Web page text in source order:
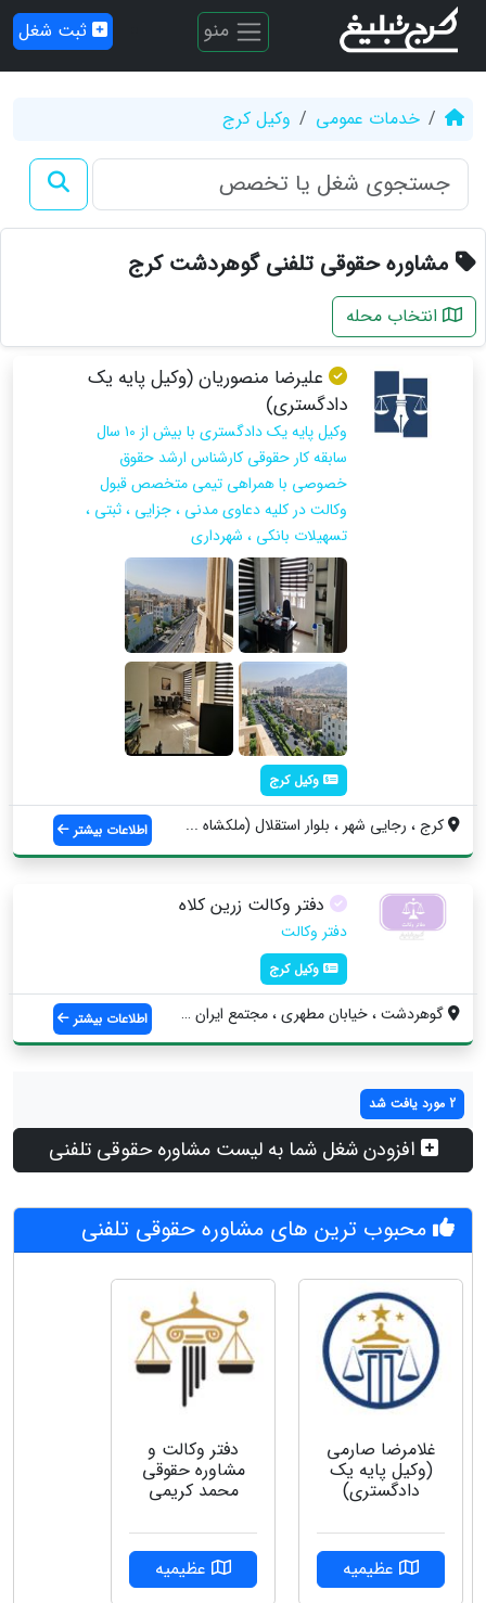
منو ثبت شغل
خدمات عمومی وکیل کرج
مشاوره حقوقی تلفنی گوهردشت کرج
انتخاب محله
علیرضا منصوریان (وکیل پایه یک
دادگستری)
وکیل پایه یک دادگستری با بیش از ١٠ سال
سابقه کار حقوقی کارشناس ارشد حقوق
خصوصی با همراهی تیمی متخصص قبول
وکالت در کلیه دعاوی مدنی ، جزایی ، ثبتی ،
تسهیلات بانکی ، شهرداری
وکیل کرج
کرج ، رجایی شهر ، بلوار استقلال (ملکشاه ... اطلاعات بیشتر
دفتر وکالت زرین کلاه
دفتر وکالت
وکیل کرج
گوهردشت ، خيابان مطهري ، مجتمع ایران ، و... اطلاعات بیشتر
2 مورد یافت شد
افزودن شغل شما به لیست مشاوره حقوقی تلفنی
محبوب ترین های مشاوره حقوقی تلفنی
غلامرضا صارمی
(وکیل پایه یک
دادگستری)
عظیمیه
دفتر وکالت و
مشاوره حقوقی
محمد کریمی
عظیمیه